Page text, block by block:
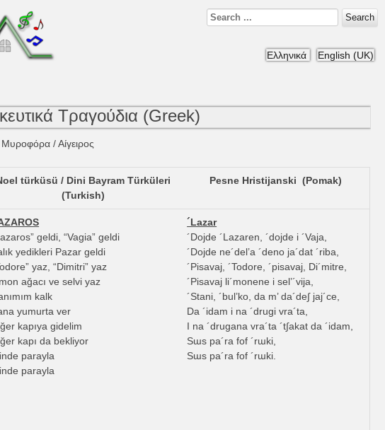
Search
Ελληνικά English (UK)
Τραγούδια (Greek)
/ Αίγειρος
türküsü / Dini Bayram Türküleri
(Turkish)
Pesne Hristijanski (Pomak)
geldi, “Vagia” geldi
yedikleri Pazar geldi
yaz, “Dimitri” yaz
ağacı ve selvi yaz
kalk
yumurta ver
kapıya gidelim
kapı da bekliyor
parayla
parayla
´Lazar
´Dojde ´Lazaren, ´dojde i ´Vaja,
´Dojde ne´del’a ´deno ja´dat ´riba,
´Pisavaj, ´Todore, ´pisavaj, Di´mitre,
´Pisavaj li´monene i sel’´vija,
´Stani, ´bul’ko, da m’ da´de∫ jaj´ce,
Da ´idam i na ´drugi vra´ta,
I na ´drugana vra´ta ´t∫akat da ´idam,
Sɯs pa´ra fof ´rɯki,
Sɯs pa´ra fof ´rɯki.